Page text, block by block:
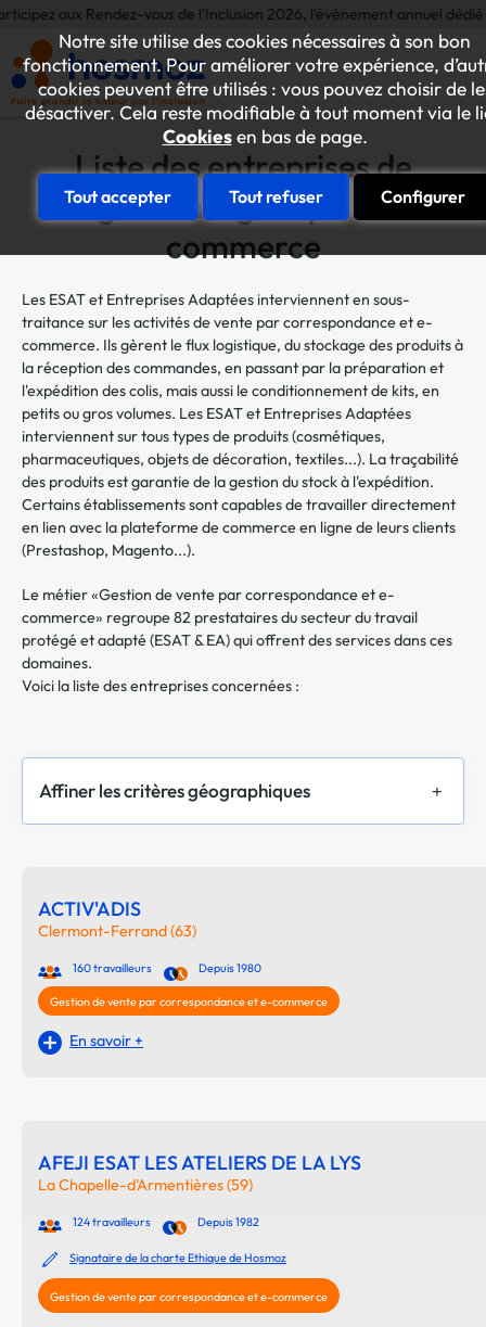
Notre site utilise des cookies nécessaires à son bon
fonctionnement. Pour améliorer votre expérience,
cookies peuvent être utilisés : vous pouvez choisir de
désactiver. Cela reste modifiable à tout moment via le
Cookiesen bas de page.
Tout accepter Tout refuser Configurer
Rendez-vous de l'Inclusion 2026, l'événement annuel dédié aux
Liste des entreprises de
gestion logistique e-
commerce
Les ESAT et Entreprises Adaptées interviennent en sous-
traitance sur les activités de vente par correspondance et e-
commerce. Ils gèrent le flux logistique, du stockage des produits à
la réception des commandes, en passant par la préparation et
l'expédition des colis, mais aussi le conditionnement de kits, en
petits ou gros volumes. Les ESAT et Entreprises Adaptées
interviennent sur tous types de produits (cosmétiques,
pharmaceutiques, objets de décoration, textiles...). La traçabilité
des produits est garantie de la gestion du stock à l'expédition.
Certains établissements sont capables de travailler directement
en lien avec la plateforme de commerce en ligne de leurs clients
(Prestashop, Magento...).
Le métier «Gestion de vente par correspondance et e-
commerce» regroupe 82 prestataires du secteur du travail
protégé et adapté (ESAT & EA) qui offrent des services dans ces
domaines.
Voici la liste des entreprises concernées :
Affiner les critères géographiques
ACTIV'ADIS
Clermont-Ferrand (63)
160 travailleurs Depuis 1980
Gestion de vente par correspondance et e-commerce
En savoir +
AFEJI ESAT LES ATELIERS DE LA LYS
La Chapelle-d'Armentières (59)
124 travailleurs Depuis 1982
Signataire de la charte Ethique de Hosmoz
Gestion de vente par correspondance et e-commerce